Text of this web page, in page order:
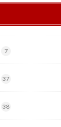
7
37
38